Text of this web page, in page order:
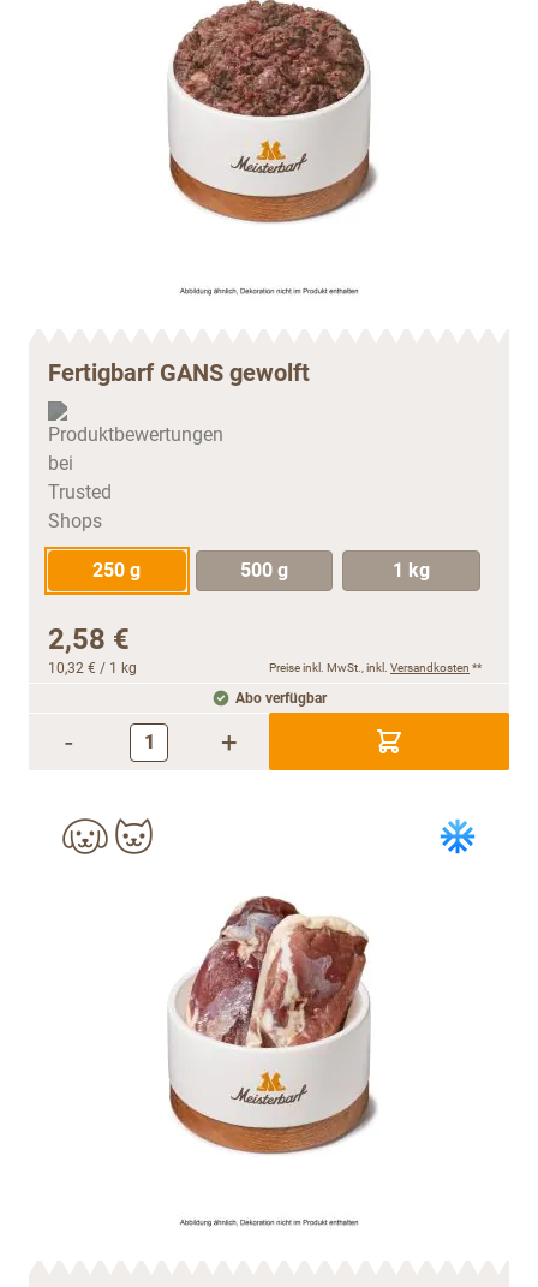
Fertigbarf GANS gewolft
250 g 500 g 1 kg
2,58 €
10,32 € / 1 kg Preise inkl. MwSt., inkl. Versandkosten **
Abo verfügbar
- +